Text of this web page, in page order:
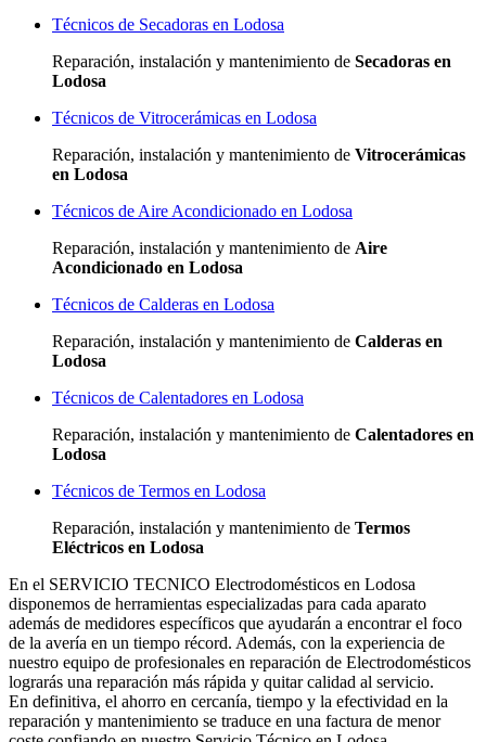
Técnicos de Secadoras en Lodosa
Reparación, instalación y mantenimiento de Secadoras en
Lodosa
Técnicos de Vitrocerámicas en Lodosa
Reparación, instalación y mantenimiento de Vitrocerámicas
en Lodosa
Técnicos de Aire Acondicionado en Lodosa
Reparación, instalación y mantenimiento de Aire
Acondicionado en Lodosa
Técnicos de Calderas en Lodosa
Reparación, instalación y mantenimiento de Calderas en
Lodosa
Técnicos de Calentadores en Lodosa
Reparación, instalación y mantenimiento de Calentadores en
Lodosa
Técnicos de Termos en Lodosa
Reparación, instalación y mantenimiento de Termos
Eléctricos en Lodosa
En el SERVICIO TECNICO Electrodomésticos en Lodosa
disponemos de herramientas especializadas para cada aparato
además de medidores específicos que ayudarán a encontrar el foco
de la avería en un tiempo récord. Además, con la experiencia de
nuestro equipo de profesionales en reparación de Electrodomésticos
lograrás una reparación más rápida y quitar calidad al servicio.
En definitiva, el ahorro en cercanía, tiempo y la efectividad en la
reparación y mantenimiento se traduce en una factura de menor